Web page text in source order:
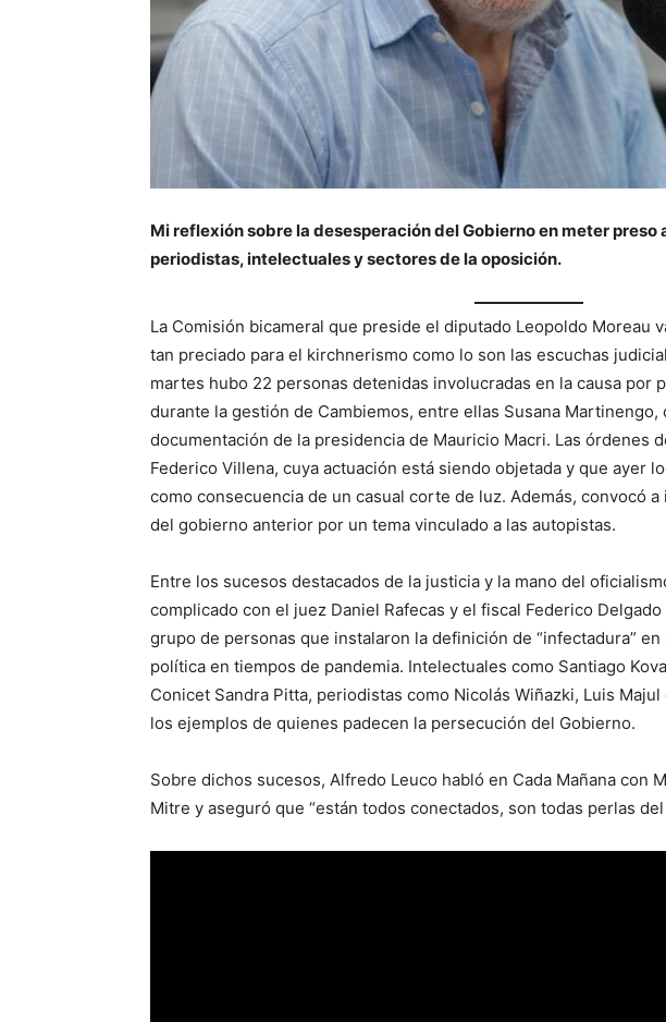
Mi reflexión sobre la desesperación del Gobierno en meter preso
periodistas, intelectuales y sectores de la oposición.
La Comisión bicameral que preside el diputado Leopoldo Moreau
tan preciado para el kirchnerismo como lo son las escuchas
martes hubo 22 personas detenidas involucradas en la causa por
durante la gestión de Cambiemos, entre ellas Susana
documentación de la presidencia de Mauricio Macri. Las órdenes
Federico Villena, cuya actuación está siendo objetada y que ayer
como consecuencia de un casual corte de luz. Además, convocó
del gobierno anterior por un tema vinculado a las autopistas.
Entre los sucesos destacados de la justicia y la mano del
complicado con el juez Daniel Rafecas y el fiscal Federico
grupo de personas que instalaron la definición de “infectadura”
política en tiempos de pandemia. Intelectuales como Santiago
Conicet Sandra Pitta, periodistas como Nicolás Wiñazki, Luis
los ejemplos de quienes padecen la persecución del Gobierno.
Sobre dichos sucesos, Alfredo Leuco habló en Cada Mañana con
Mitre y aseguró que “están todos conectados, son todas perlas